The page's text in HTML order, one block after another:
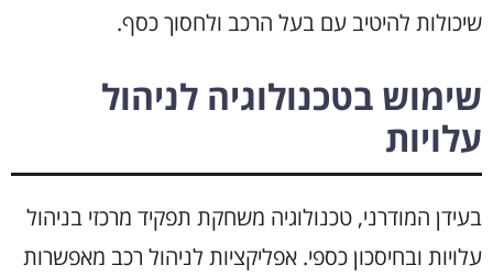
שיכולות להיטיב עם בעל הרכב ולחסוך כסף.
שימוש בטכנולוגיה לניהול
עלויות
בעידן המודרני, טכנולוגיה משחקת תפקיד מרכזי בניהול
עלויות ובחיסכון כספי. אפליקציות לניהול רכב מאפשרות